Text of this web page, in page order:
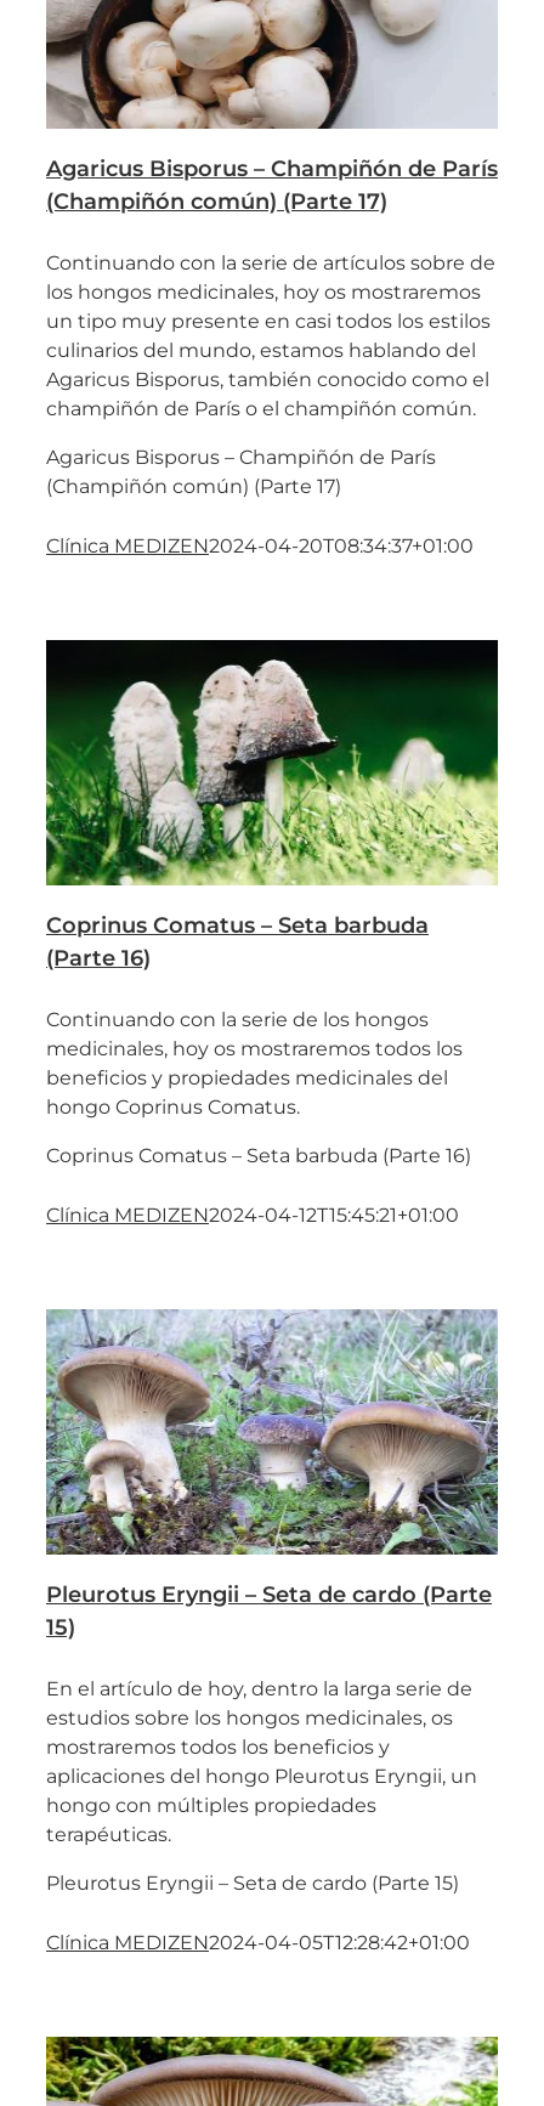
Agaricus Bisporus – Champiñón de París
(Champiñón común) (Parte 17)
Continuando con la serie de artículos sobre de
los hongos medicinales, hoy os mostraremos
un tipo muy presente en casi todos los estilos
culinarios del mundo, estamos hablando del
Agaricus Bisporus, también conocido como el
champiñón de París o el champiñón común.
Agaricus Bisporus – Champiñón de París
(Champiñón común) (Parte 17)
Clínica MEDIZEN2024-04-20T08:34:37+01:00
Coprinus Comatus – Seta barbuda
(Parte 16)
Continuando con la serie de los hongos
medicinales, hoy os mostraremos todos los
beneficios y propiedades medicinales del
hongo Coprinus Comatus.
Coprinus Comatus – Seta barbuda (Parte 16)
Clínica MEDIZEN2024-04-12T15:45:21+01:00
Pleurotus Eryngii – Seta de cardo (Parte
15)
En el artículo de hoy, dentro la larga serie de
estudios sobre los hongos medicinales, os
mostraremos todos los beneficios y
aplicaciones del hongo Pleurotus Eryngii, un
hongo con múltiples propiedades
terapéuticas.
Pleurotus Eryngii – Seta de cardo (Parte 15)
Clínica MEDIZEN2024-04-05T12:28:42+01:00